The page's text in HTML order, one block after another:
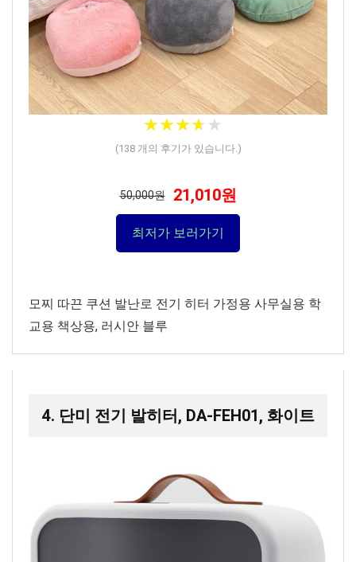
★★★★ ★
★★★★ ★
(138개의 후기가 있습니다.)
50,000원 21,010원
최저가 보러가기
모찌 따끈 쿠션 발난로 전기 히터 가정용 사무실용 학
교용 책상용, 러시안 블루
4. 단미 전기 발히터, DA-FEH01, 화이트